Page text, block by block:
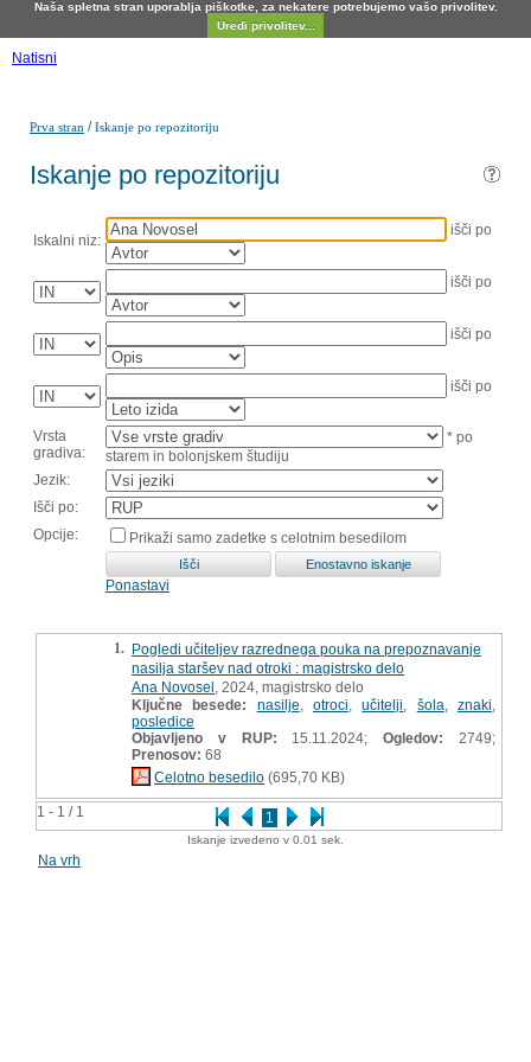
Naša spletna stran uporablja piškotke, za nekatere potrebujemo vašo privolitev.
Uredi privolitev...
Natisni
Prva stran /Iskanje po repozitoriju
Iskanje po repozitoriju
Iskalni niz:
išči po
išči po
išči po
išči po
Vrsta
gradiva:
* po
starem in bolonjskem študiju
Jezik:
Išči po:
Opcije:
Prikaži samo zadetke s celotnim besedilom
Ponastavi
1 - 1 / 1 1
1. Pogledi učiteljev razrednega pouka na prepoznavanje
nasilja staršev nad otroki : magistrsko delo
Ana Novosel , 2024, magistrsko delo
Ključne besede:
nasilje ,otroci ,učitelji šola ,znaki
posledice
Objavljeno v RUP: 15.11.2024;Ogledov: 2749;
Prenosov: 68
Celotno besedilo (695,70 KB)
Iskanje izvedeno v 0.01 sek.
Na vrh